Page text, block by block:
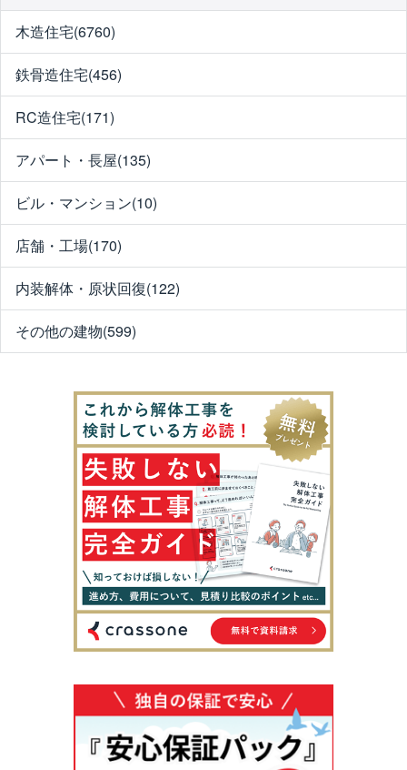
木造住宅(6760)
鉄骨造住宅(456)
RC造住宅(171)
アパート・長屋(135)
ビル・マンション(10)
店舗・工場(170)
内装解体・原状回復(122)
その他の建物(599)